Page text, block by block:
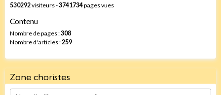
530292visiteurs -3741734pages vues
Contenu
Nombre de pages :308
Nombre d'articles : 259
Zone choristes